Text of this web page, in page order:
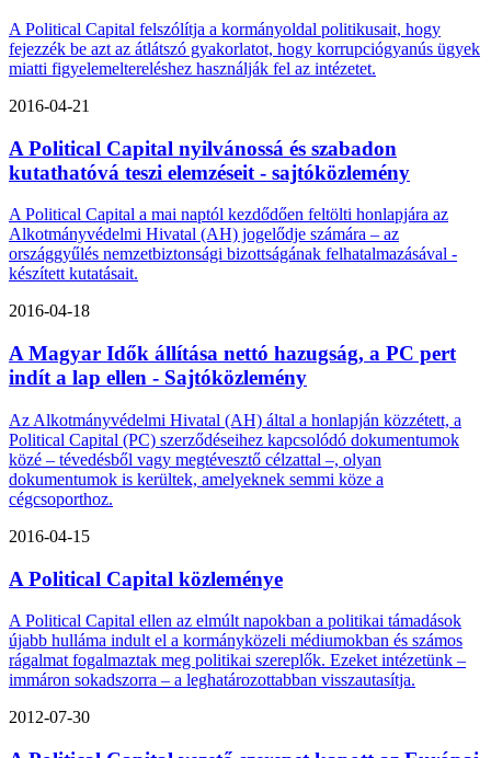
A Political Capital felszólítja a kormányoldal politikusait, hogy
fejezzék be azt az átlátszó gyakorlatot, hogy korrupciógyanús ügyek
miatti figyelemeltereléshez használják fel az intézetet.
2016-04-21
A Political Capital nyilvánossá és szabadon
kutathatóvá teszi elemzéseit - sajtóközlemény
A Political Capital a mai naptól kezdődően feltölti honlapjára az
Alkotmányvédelmi Hivatal (AH) jogelődje számára – az
országgyűlés nemzetbiztonsági bizottságának felhatalmazásával -
készített kutatásait.
2016-04-18
A Magyar Idők állítása nettó hazugság, a PC pert
indít a lap ellen - Sajtóközlemény
Az Alkotmányvédelmi Hivatal (AH) által a honlapján közzétett, a
Political Capital (PC) szerződéseihez kapcsolódó dokumentumok
közé – tévedésből vagy megtévesztő célzattal –, olyan
dokumentumok is kerültek, amelyeknek semmi köze a
cégcsoporthoz.
2016-04-15
A Political Capital közleménye
A Political Capital ellen az elmúlt napokban a politikai támadások
újabb hulláma indult el a kormányközeli médiumokban és számos
rágalmat fogalmaztak meg politikai szereplők. Ezeket intézetünk –
immáron sokadszorra – a leghatározottabban visszautasítja.
2012-07-30